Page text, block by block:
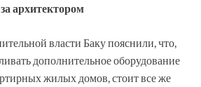
архитектором
власти Баку пояснили, что,
дополнительное оборудование
жилых домов, стоит все же